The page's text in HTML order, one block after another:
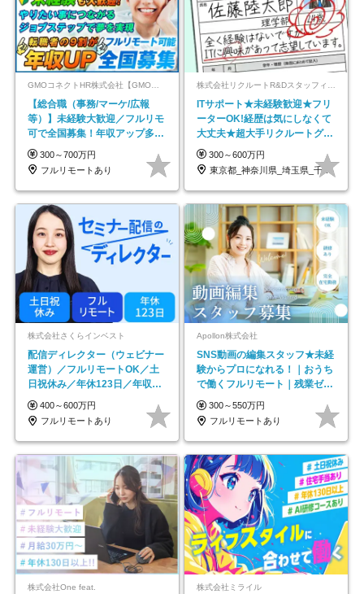
GMOコネクトHR株式会社【GMOインターネットグループ】
【総合職（事務/マーケ/広報
等）】未経験大歓迎／フルリモ
可で全国募集！年収アップ多数
★年休最大130日★
300～700万円
フルリモートあり
ITサポート★未経験歓迎★フリ
ーターOK!経歴は気にしなくて
大丈夫★超大手リクルートグル
ープの正社員/sg
300～600万円
東京都_神奈川県_埼玉県_千葉県_大阪府…
株式会社さくらインベスト
配信ディレクター（ウェビナー
運営）／フルリモートOK／土
日祝休み／年休123日／年収
600万円可
400～600万円
フルリモートあり
Apollon株式会社
SNS動画の編集スタッフ★未経
験からプロになれる！｜おうち
で働くフルリモート｜残業ゼロ
で18時退勤◎
300～550万円
フルリモートあり
株式会社One feat. 株式会社ミライル